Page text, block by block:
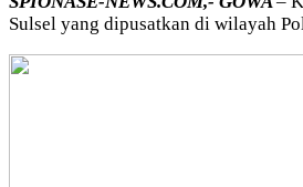
Sulsel yang dipusatkan di wilayah